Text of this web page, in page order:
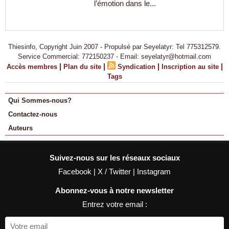
l’émotion dans le...
Thiesinfo, Copyright Juin 2007 - Propulsé par Seyelatyr: Tel 775312579.
Service Commercial: 772150237 - Email: seyelatyr@hotmail.com
Accès membres | Plan du site | Syndication | Inscription au site |
Tags
Qui Sommes-nous?
Contactez-nous
Auteurs
Suivez-nous sur les réseaux sociaux
Facebook | X / Twitter | Instagram
Abonnez-vous à notre newsletter
Entrez votre email :